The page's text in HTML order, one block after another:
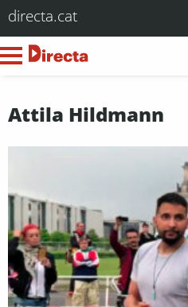
directa.cat
Attila Hildmann